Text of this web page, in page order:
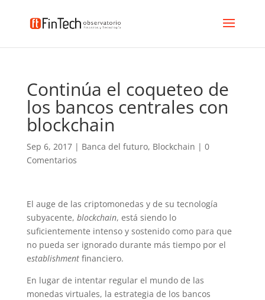
Continúa el coqueteo de
los bancos centrales con
blockchain
Sep 6, 2017| Banca del futuro, Blockchain | 0
Comentarios
El auge de las criptomonedas y de su tecnología
subyacente, blockchain, está siendo lo
suficientemente intenso y sostenido como para que
no pueda ser ignorado durante más tiempo por el
establishmentfinanciero.
En lugar de intentar regular el mundo de las
monedas virtuales, la estrategia de los bancos